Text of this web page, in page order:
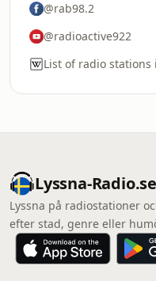
@rab98.2
@radioactive922
List of radio stations
Lyssna-Radio.se
Lyssna på radiostationer
efter stad, genre eller